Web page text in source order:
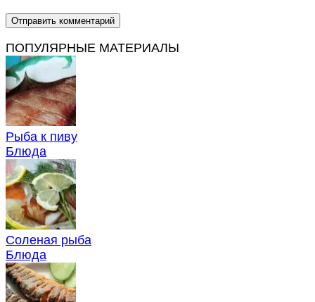
ПОПУЛЯРНЫЕ МАТЕРИАЛЫ
Рыба к пиву
Блюда
Соленая рыба
Блюда